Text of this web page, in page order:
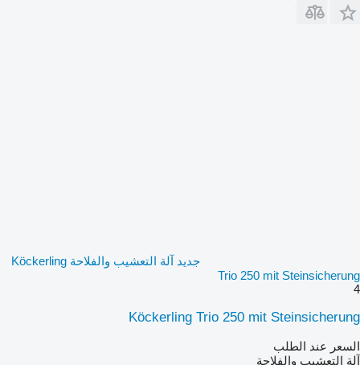
جديد آلة التعشيب والفلاحة Köckerling
Trio 250 mit Steinsicherung
4
Köckerling Trio 250 mit Steinsicherung
السعر عند الطلب
آلة التعشيب والفلاحة